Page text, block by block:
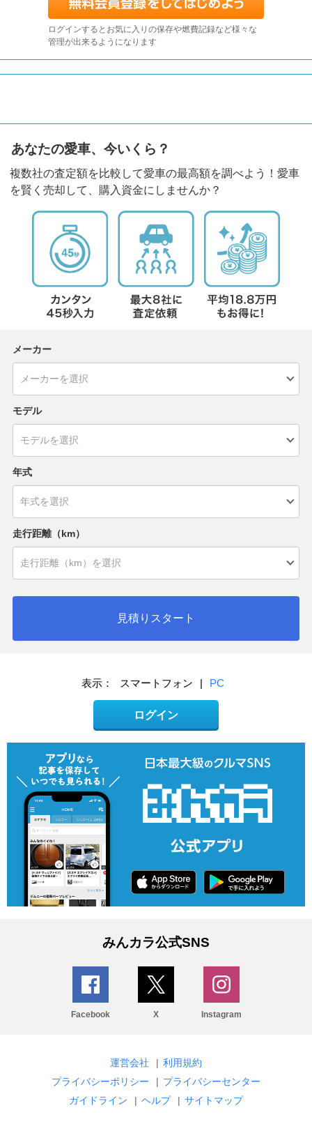
ログインするとお気に入りの保存や燃費記録など様々な
管理が出来るようになります
あなたの愛車、今いくら？
複数社の査定額を比較して愛車の最高額を調べよう！愛車
を賢く売却して、購入資金にしませんか？
メーカー
モデル
年式
走行距離（km）
見積りスタート
表示： スマートフォン | PC
ログイン
みんカラ公式SNS
Facebook X Instagram
運営会社 | 利用規約
プライバシーポリシー
| プライバシーセンター
ガイドライン
| ヘルプ | サイトマップ